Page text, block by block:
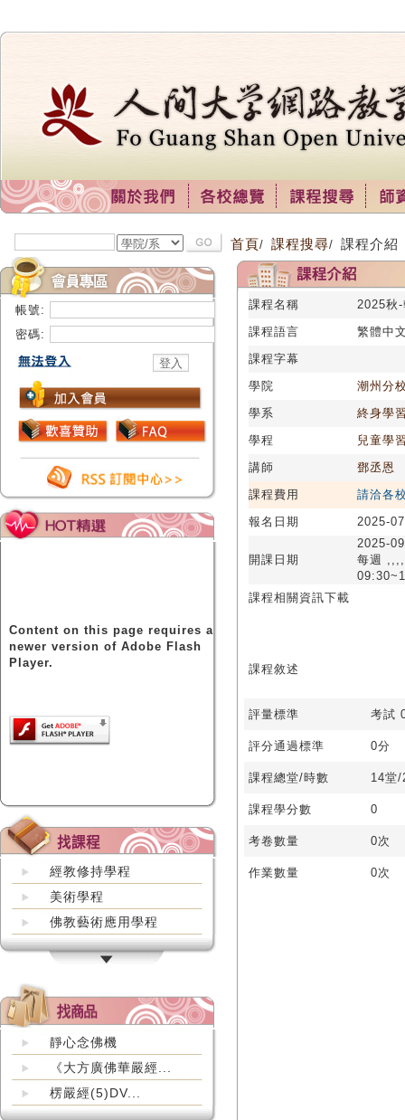
帳號:
密碼:
Content on this page requires a
newer version of Adobe Flash
Player.
經教修持學程
美術學程
佛教藝術應用學程
靜心念佛機
《大方廣佛華嚴經...
楞嚴經(5)DV...
首頁/ 課程搜尋/ 課程介紹
課程名稱
2025秋
課程語言
繁體中
課程字幕
學院
潮州分
學系
終身學
學程
兒童學
講師
鄧丞恩
課程費用
請洽各
報名日期
2025-
開課日期
2025-
每週
課程相關資訊下載
課程敘述
評量標準 考試
評分通過標準 0分
課程總堂/時數 14堂/
課程學分數 0
考卷數量 0次
作業數量 0次